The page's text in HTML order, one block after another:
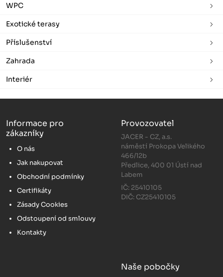
WPC
Exotické terasy
Příslušenství
Zahrada
Interiér
Informace pro
zákazníky
O nás
Jak nakupovat
Obchodní podmínky
Certifikáty
Zásady Cookies
Odstoupení od smlouvy
Kontakty
Provozovatel
JACER - CZ, a.s.
náměstí Prokopa Velikého
466/12b
Předlice, 400 01 Ústí nad
Labem
IČ: 25410105
DIČ: CZ25410105
Naše pobočky